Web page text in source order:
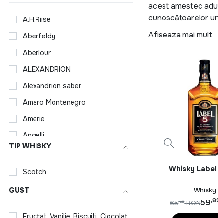
A.H.Riise
Aberfeldy
Aberlour
ALEXANDRION
Alexandrion saber
Amaro Montenegro
Amerie
Angelli
APEROL
TIP WHISKY
Scotch
GUST
Fructat, Vanilie, Biscuiti, Ciocolata, Fum
acest amestec
cunoscătoarelor
Aroma intensă
utilizând lapte
ingredientele
În sticlele cu
acea poveste
Baileys Irish
weekend.
uitat.
Afiseaza mai mult
Whisky
Whisky
59
65,98 RON